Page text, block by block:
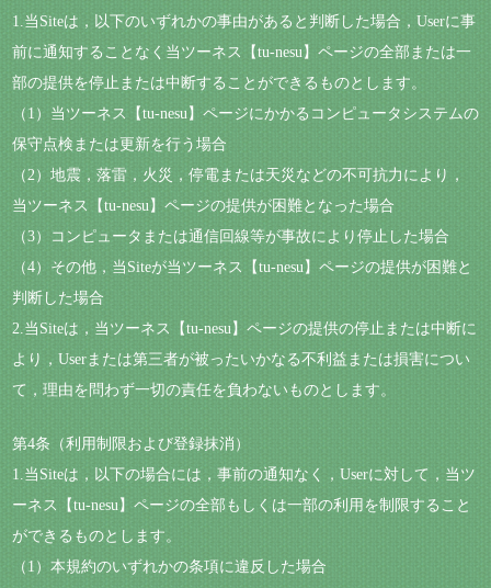
1.当Siteは，以下のいずれかの事由があると判断した場合，Userに事
前に通知することなく当ツーネス【tu-nesu】ページの全部または一
部の提供を停止または中断することができるものとします。
（1）当ツーネス【tu-nesu】ページにかかるコンピュータシステムの
保守点検または更新を行う場合
（2）地震，落雷，火災，停電または天災などの不可抗力により，
当ツーネス【tu-nesu】ページの提供が困難となった場合
（3）コンピュータまたは通信回線等が事故により停止した場合
（4）その他，当Siteが当ツーネス【tu-nesu】ページの提供が困難と
判断した場合
2.当Siteは，当ツーネス【tu-nesu】ページの提供の停止または中断に
より，Userまたは第三者が被ったいかなる不利益または損害につい
て，理由を問わず一切の責任を負わないものとします。
第4条（利用制限および登録抹消）
1.当Siteは，以下の場合には，事前の通知なく，Userに対して，当ツ
ーネス【tu-nesu】ページの全部もしくは一部の利用を制限すること
ができるものとします。
（1）本規約のいずれかの条項に違反した場合